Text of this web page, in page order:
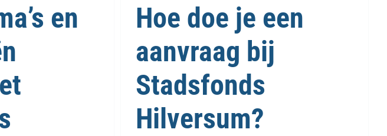
en
Hoe doe je een
aanvraag bij
Stadsfonds
Hilversum?